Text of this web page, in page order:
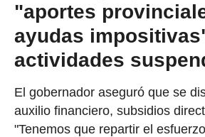
"aportes
ayudas
actividades
El gobernador aseguró que se
auxilio financiero, subsidios
"Tenemos que repartir el